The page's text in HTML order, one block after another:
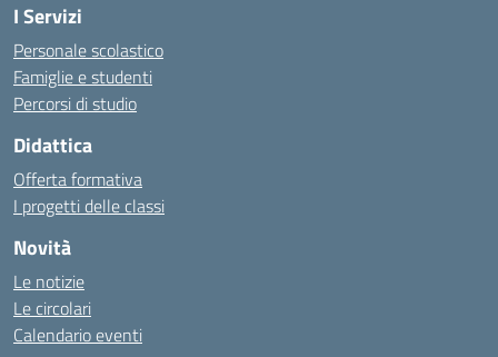
I Servizi
Personale scolastico
Famiglie e studenti
Percorsi di studio
Didattica
Offerta formativa
I progetti delle classi
Novità
Le notizie
Le circolari
Calendario eventi